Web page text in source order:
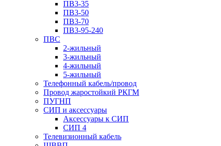
ПВ3-35
ПВ3-50
ПВ3-70
ПВ3-95-240
ПВС
2-жильный
3-жильный
4-жильный
5-жильный
Телефонный кабель/провод
Провод жаростойкий РКГМ
ПУГНП
СИП и аксессуары
Аксессуары к СИП
СИП 4
Телевизионный кабель